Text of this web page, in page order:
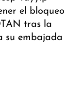
el bloqueo
tras la
su embajada